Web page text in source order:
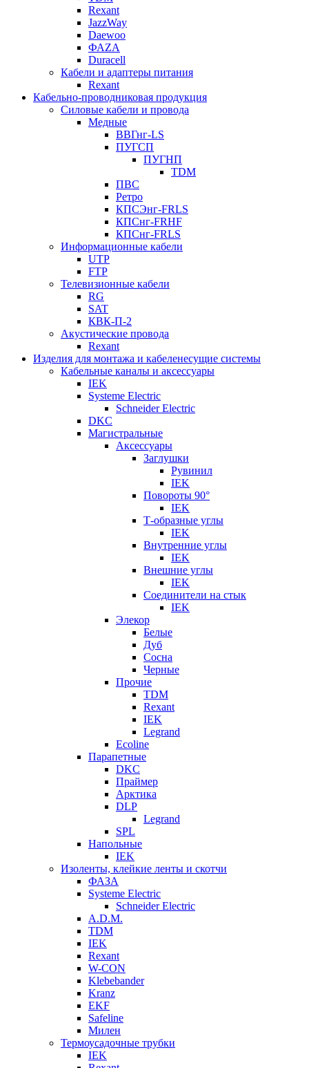
Rexant
JazzWay
Daewoo
ФАZА
Duracell
Кабели и адаптеры питания
Rexant
Кабельно-проводниковая продукция
Силовые кабели и провода
Медные
ВВГнг-LS
ПУГСП
ПУГНП
TDM
ПВС
Ретро
КПСЭнг-FRLS
КПСнг-FRHF
КПСнг-FRLS
Информационные кабели
UTP
FTP
Телевизионные кабели
RG
SAT
КВК-П-2
Акустические провода
Rexant
Изделия для монтажа и кабеленесущие системы
Кабельные каналы и аксессуары
IEK
Systeme Electric
Schneider Electric
DKC
Магистральные
Аксессуары
Заглушки
Рувинил
IEK
Повороты 90°
IEK
Т-образные углы
IEK
Внутренние углы
IEK
Внешние углы
IEK
Соединители на стык
IEK
Элекор
Белые
Дуб
Сосна
Черные
Прочие
TDM
Rexant
IEK
Legrand
Ecoline
Парапетные
DKC
Праймер
Арктика
DLP
Legrand
SPL
Напольные
IEK
Изоленты, клейкие ленты и скотчи
ФАЗА
Systeme Electric
Schneider Electric
A.D.M.
TDM
IEK
Rexant
W-CON
Klebebander
Kranz
EKF
Safeline
Милен
Термоусадочные трубки
IEK